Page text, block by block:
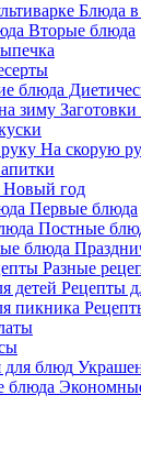
Блюда в
Вторые блюда
На скорую
Новый год
Первые блюда
Постные
Разные
Рецепты